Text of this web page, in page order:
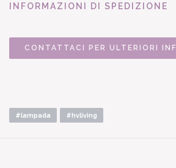
INFORMAZIONI DI SPEDIZIONE
CONTATTACI PER ULTERIORI
#lampada #hvliving